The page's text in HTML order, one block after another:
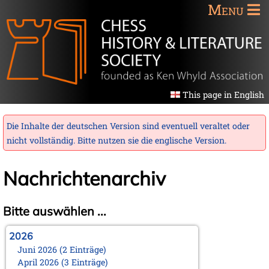
Menu
This page in English
Die Inhalte der deutschen Version sind eventuell veraltet oder
nicht vollständig. Bitte nutzen sie die englische Version.
Nachrichtenarchiv
Bitte auswählen ...
2026
Juni 2026 (2 Einträge)
April 2026 (3 Einträge)